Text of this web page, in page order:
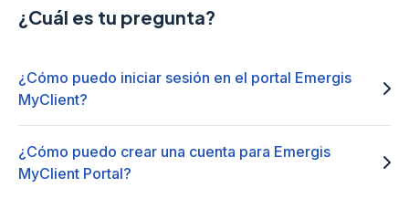
¿Cuál es tu pregunta?
¿Cómo puedo iniciar sesión en el portal Emergis
MyClient?
¿Cómo puedo crear una cuenta para Emergis
MyClient Portal?